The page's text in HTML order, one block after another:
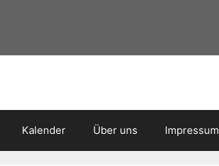
Kalender Über uns Impressum